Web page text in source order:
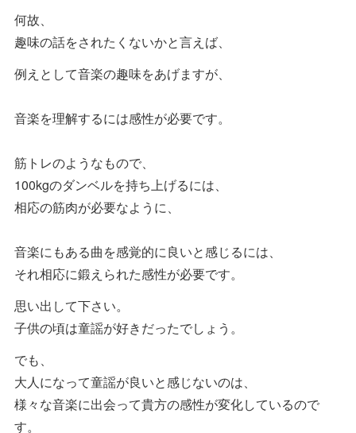
何故、
趣味の話をされたくないかと言えば、
例えとして音楽の趣味をあげますが、
音楽を理解するには感性が必要です。
筋トレのようなもので、
100kgのダンベルを持ち上げるには、
相応の筋肉が必要なように、
音楽にもある曲を感覚的に良いと感じるには、
それ相応に鍛えられた感性が必要です。
思い出して下さい。
子供の頃は童謡が好きだったでしょう。
でも、
大人になって童謡が良いと感じないのは、
様々な音楽に出会って貴方の感性が変化しているので
す。